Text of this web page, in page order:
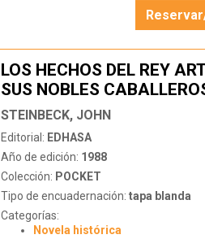
LOS HECHOS DEL REY
SUS NOBLES
STEINBECK, JOHN
Editorial: EDHASA
Año de edición: 1988
Colección: POCKET
Tipo de encuadernación: tapa blanda
Categorías:
Novela histórica